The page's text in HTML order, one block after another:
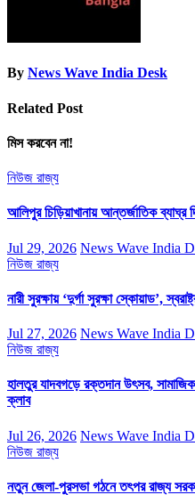
By News Wave India Desk
Related Post
মিস করবেন না!
নিউজ রাজ্য
আলিপুর চিড়িয়াখানায় আন্তর্জাতিক ব্যাঘ্র
Jul 29, 2026 News Wave India
নিউজ রাজ্য
নারী সুরক্ষায় ‘দুর্গা সুরক্ষা স্কোয়াড’,
Jul 27, 2026 News Wave India
নিউজ রাজ্য
হালতুর যাদবগড়ে রক্তদান উৎসব, সামাজিক
ক্লাব
Jul 26, 2026 News Wave India
নিউজ রাজ্য
নতুন জেলা-পুরসভা গঠনে তৎপর রাজ্য